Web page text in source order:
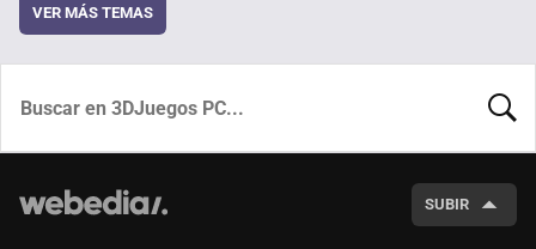
VER MÁS TEMAS
SUBIR